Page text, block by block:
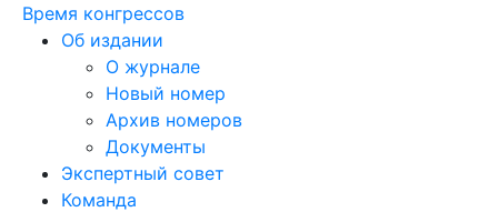
Время конгрессов
Об издании
О журнале
Новый номер
Архив номеров
Документы
Экспертный совет
Команда